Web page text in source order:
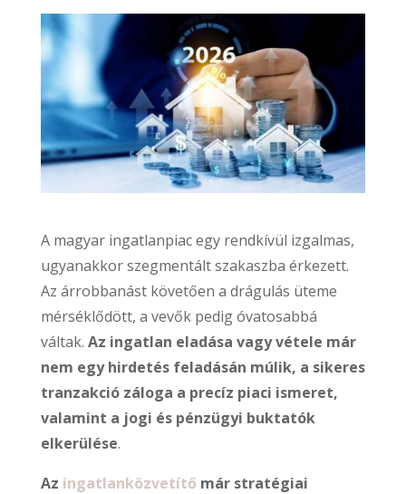
A magyar ingatlanpiac egy rendkívül izgalmas,
ugyanakkor szegmentált szakaszba érkezett.
Az árrobbanást követően a drágulás üteme
mérséklődött, a vevők pedig óvatosabbá
váltak. Az ingatlan eladása vagy vétele már
nem egy hirdetés feladásán múlik, a sikeres
tranzakció záloga a precíz piaci ismeret,
valamint a jogi és pénzügyi buktatók
elkerülése.
Az ingatlanközvetítő már stratégiai